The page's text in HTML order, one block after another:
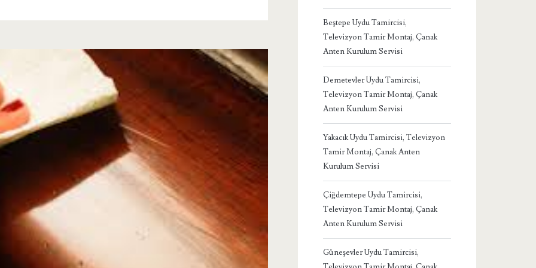
Beştepe Uydu Tamircisi,
Televizyon Tamir Montaj, Çanak
Anten Kurulum Servisi
Demetevler Uydu Tamircisi,
Televizyon Tamir Montaj, Çanak
Anten Kurulum Servisi
Yakacık Uydu Tamircisi, Televizyon
Tamir Montaj, Çanak Anten
Kurulum Servisi
Çiğdemtepe Uydu Tamircisi,
Televizyon Tamir Montaj, Çanak
Anten Kurulum Servisi
Güneşevler Uydu Tamircisi,